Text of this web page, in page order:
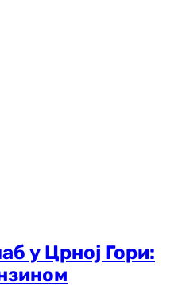
у Црној Гори: